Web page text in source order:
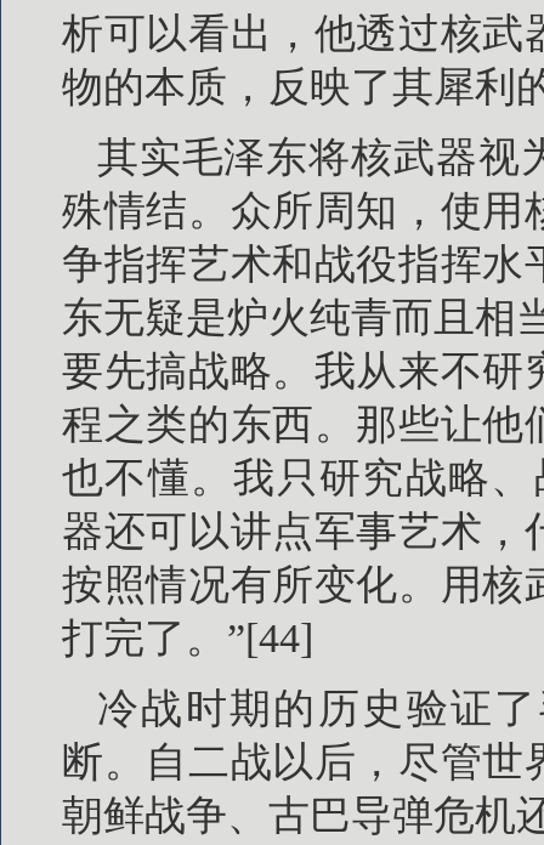
析可以看出，他透过核武
物的本质，反映了其犀利
其实毛泽东将核武器视
殊情结。众所周知，使用
争指挥艺术和战役指挥
东无疑是炉火纯青而且相
要先搞战略。我从来不研
程之类的东西。那些让他
也不懂。我只研究战略
器还可以讲点军事艺术
按照情况有所变化。用核
打完了。”[44]
冷战时期的历史验证
断。自二战以后，尽管
朝鲜战争、古巴导弹危机